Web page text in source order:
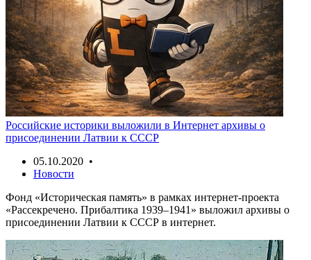
Российские историки выложили в Интернет архивы о
присоединении Латвии к СССР
05.10.2020 •
Новости
Фонд «Историческая память» в рамках интернет-проекта
«Рассекречено. Прибалтика 1939–1941» выложил архивы о
присоединении Латвии к СССР в интернет.